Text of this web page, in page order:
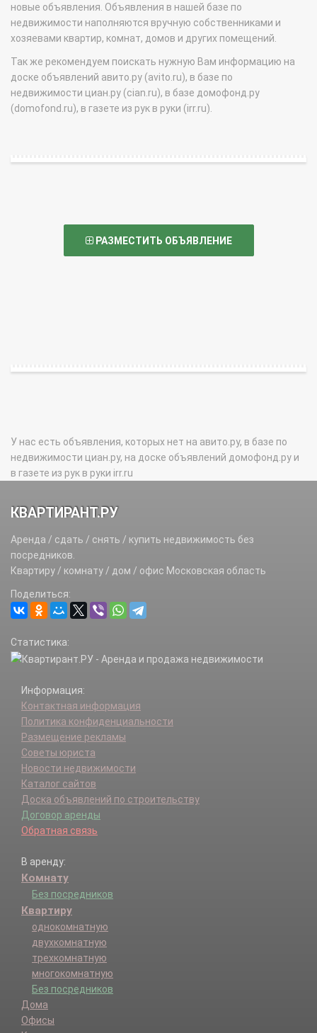
новые объявления. Объявления в нашей базе по
недвижимости наполняются вручную собственниками и
хозяевами квартир, комнат, домов и других помещений.
Так же рекомендуем поискать нужную Вам информацию на
доске объявлений авито.ру (avito.ru), в базе по
недвижимости циан.ру (cian.ru), в базе домофонд.ру
(domofond.ru), в газете из рук в руки (irr.ru).
РАЗМЕСТИТЬ ОБЪЯВЛЕНИЕ
У нас есть объявления, которых нет на авито.ру, в базе по
недвижимости циан.ру, на доске объявлений домофонд.ру и
в газете из рук в руки irr.ru
КВАРТИРАНТ.РУ
Аренда / сдать / снять / купить недвижимость без
посредников.
Квартиру / комнату / дом / офис Московская область
Поделиться:
Статистика:
Информация:
Контактная информация
Политика конфиденциальности
Размещение рекламы
Советы юриста
Новости недвижимости
Каталог сайтов
Доска объявлений по строительству
Договор аренды
Обратная связь
В аренду:
Комнату
Без посредников
Квартиру
однокомнатную
двухкомнатную
трехкомнатную
многокомнатную
Без посредников
Дома
Офисы